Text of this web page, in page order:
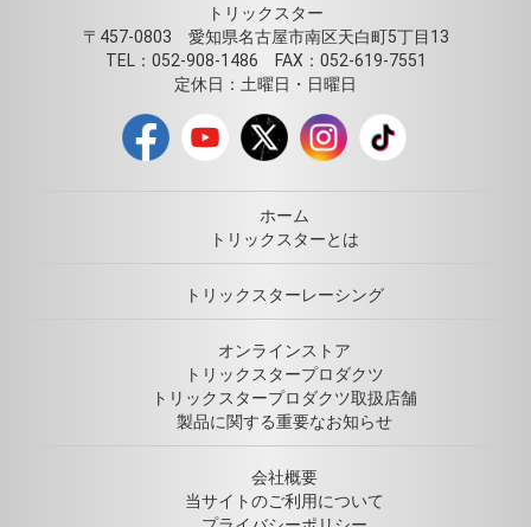
トリックスター
〒457-0803 愛知県名古屋市南区天白町5丁目13
TEL：052-908-1486 FAX：052-619-7551
定休日：土曜日・日曜日
ホーム
トリックスターとは
トリックスターレーシング
オンラインストア
トリックスタープロダクツ
トリックスタープロダクツ取扱店舗
製品に関する重要なお知らせ
会社概要
当サイトのご利用について